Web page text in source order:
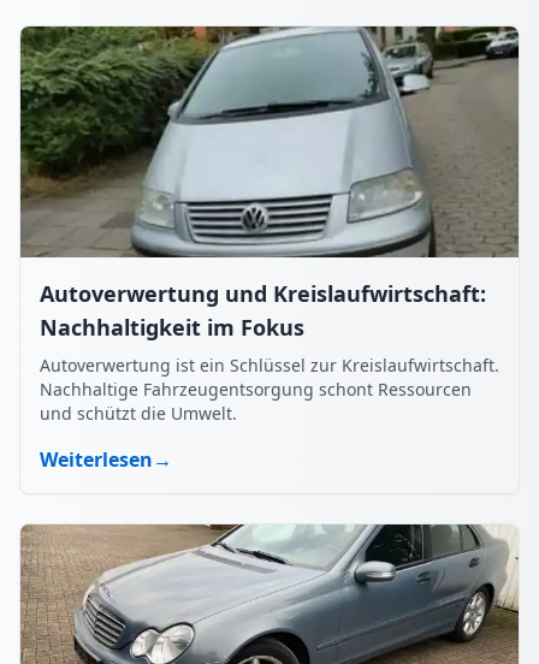
Autoverwertung und Kreislaufwirtschaft:
Nachhaltigkeit im Fokus
Autoverwertung ist ein Schlüssel zur Kreislaufwirtschaft.
Nachhaltige Fahrzeugentsorgung schont Ressourcen
und schützt die Umwelt.
Weiterlesen→